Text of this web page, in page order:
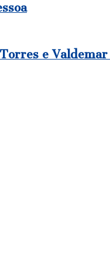
e Valdemar